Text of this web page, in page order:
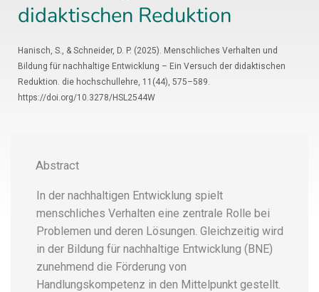
didaktischen Reduktion
Hanisch, S., & Schneider, D. P. (2025). Menschliches Verhalten und
Bildung für nachhaltige Entwicklung – Ein Versuch der didaktischen
Reduktion. die hochschullehre, 11(44), 575–589.
https://doi.org/10.3278/HSL2544W
Abstract
In der nachhaltigen Entwicklung spielt
menschliches Verhalten eine zentrale Rolle bei
Problemen und deren Lösungen. Gleichzeitig wird
in der Bildung für nachhaltige Entwicklung (BNE)
zunehmend die Förderung von
Handlungskompetenz in den Mittelpunkt gestellt.